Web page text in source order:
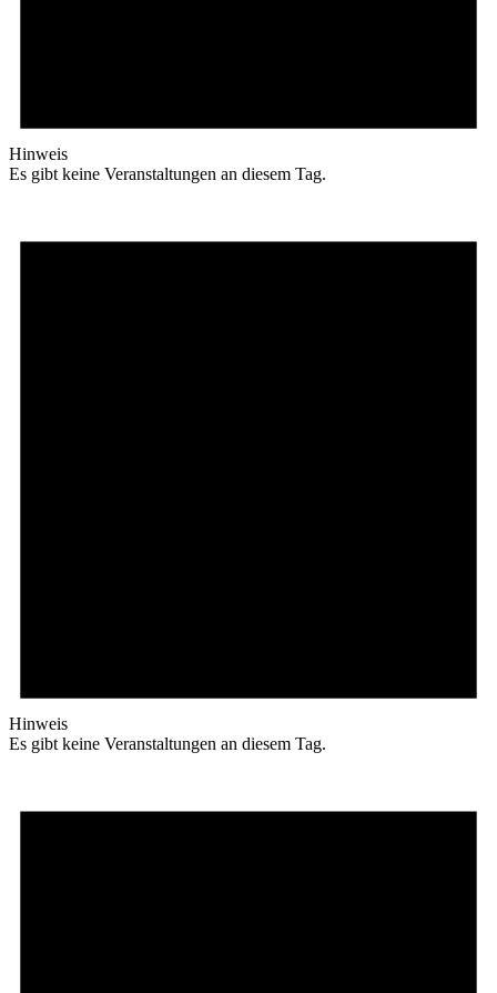
Hinweis
Es gibt keine Veranstaltungen an diesem Tag.
Hinweis
Es gibt keine Veranstaltungen an diesem Tag.